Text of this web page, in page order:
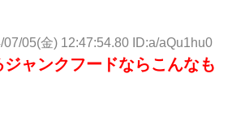
07/05(金) 12:47:54.80 ID:a/aQu1hu0
ャンクフードならこんなも